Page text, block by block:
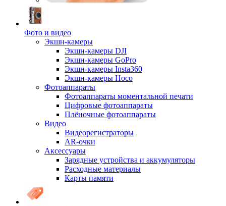
Фото и видео
Экшн-камеры
Экшн-камеры DJI
Экшн-камеры GoPro
Экшн-камеры Insta360
Экшн-камеры Hoco
Фотоаппараты
Фотоаппараты моментальной печати
Цифровые фотоаппараты
Плёночные фотоаппараты
Видео
Видеорегистраторы
AR-очки
Аксессуары
Зарядные устройства и аккумуляторы
Расходные материалы
Карты памяти